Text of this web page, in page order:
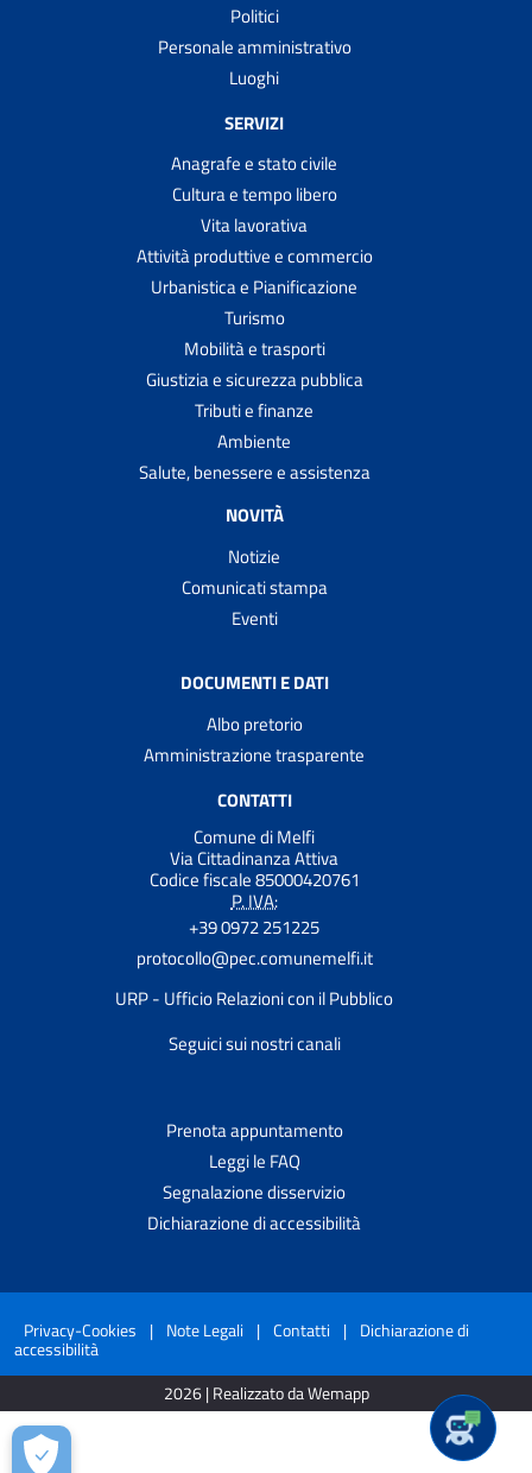
Politici
Personale amministrativo
Luoghi
SERVIZI
Anagrafe e stato civile
Cultura e tempo libero
Vita lavorativa
Attività produttive e commercio
Urbanistica e Pianificazione
Turismo
Mobilità e trasporti
Giustizia e sicurezza pubblica
Tributi e finanze
Ambiente
Salute, benessere e assistenza
NOVITÀ
Notizie
Comunicati stampa
Eventi
DOCUMENTI E DATI
Albo pretorio
Amministrazione trasparente
CONTATTI
Comune di Melfi
Via Cittadinanza Attiva
Codice fiscale 85000420761
P. IVA:
+39 0972 251225
protocollo@pec.comunemelfi.it
URP - Ufficio Relazioni con il Pubblico
Seguici sui nostri canali
Prenota appuntamento
Leggi le FAQ
Segnalazione disservizio
Dichiarazione di accessibilità
Privacy-Cookies | Note Legali | Contatti | Dichiarazione di
accessibilità
2026 | Realizzato da Wemapp